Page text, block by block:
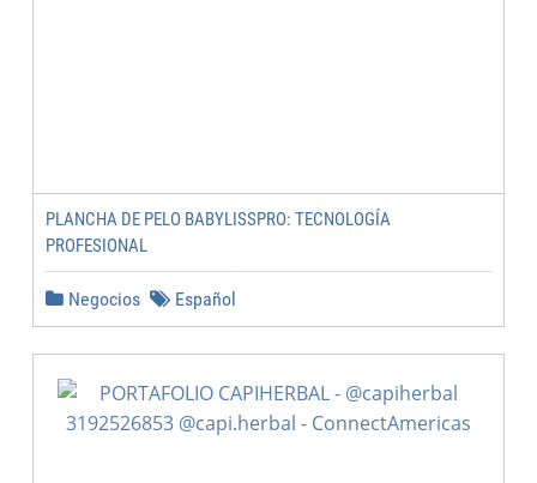
PLANCHA DE PELO BABYLISSPRO: TECNOLOGÍA
PROFESIONAL
Negocios Español